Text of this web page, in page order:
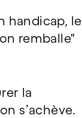
handicap, le
remballe"
la
s’achève.